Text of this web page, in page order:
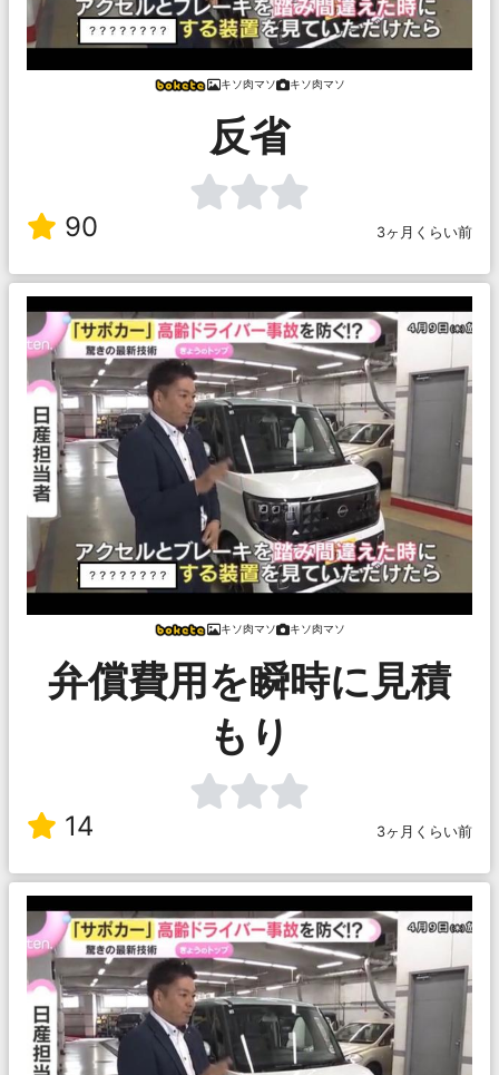
キソ肉マソ キソ肉マソ
反省
90 3ヶ月くらい前
キソ肉マソ キソ肉マソ
弁償費用を瞬時に見積
もり
14 3ヶ月くらい前